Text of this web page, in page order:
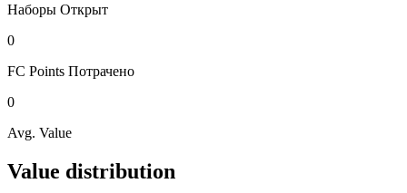
Наборы Открыт
0
FC Points Потрачено
0
Avg. Value
Value distribution